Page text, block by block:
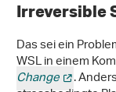
Irreversible
Das sei ein
WSL in einem
Change .